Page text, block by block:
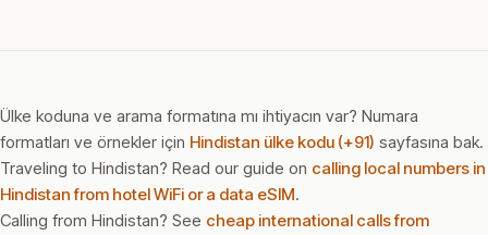
Ülke koduna ve arama formatına mı ihtiyacın var? Numara
formatları ve örnekler için Hindistan ülke kodu (+91) sayfasına bak.
Traveling to Hindistan? Read our guide on calling local numbers in
Hindistan from hotel WiFi or a data eSIM.
Calling from Hindistan? See cheap international calls from